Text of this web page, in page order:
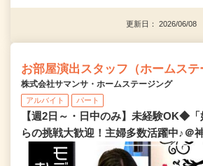
更新日： 2026/06/
お部屋演出スタッフ（ホームステ
株式会社サマンサ・ホームステージング
アルバイト パート
【週2日～・日中のみ】未経験OK◆
らの挑戦大歓迎！主婦多数活躍中♪＠